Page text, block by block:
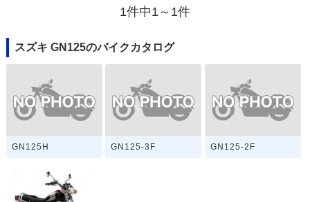
1件中1～1件
スズキ GN125のバイクカタログ
GN125H GN125-3F GN125-2F